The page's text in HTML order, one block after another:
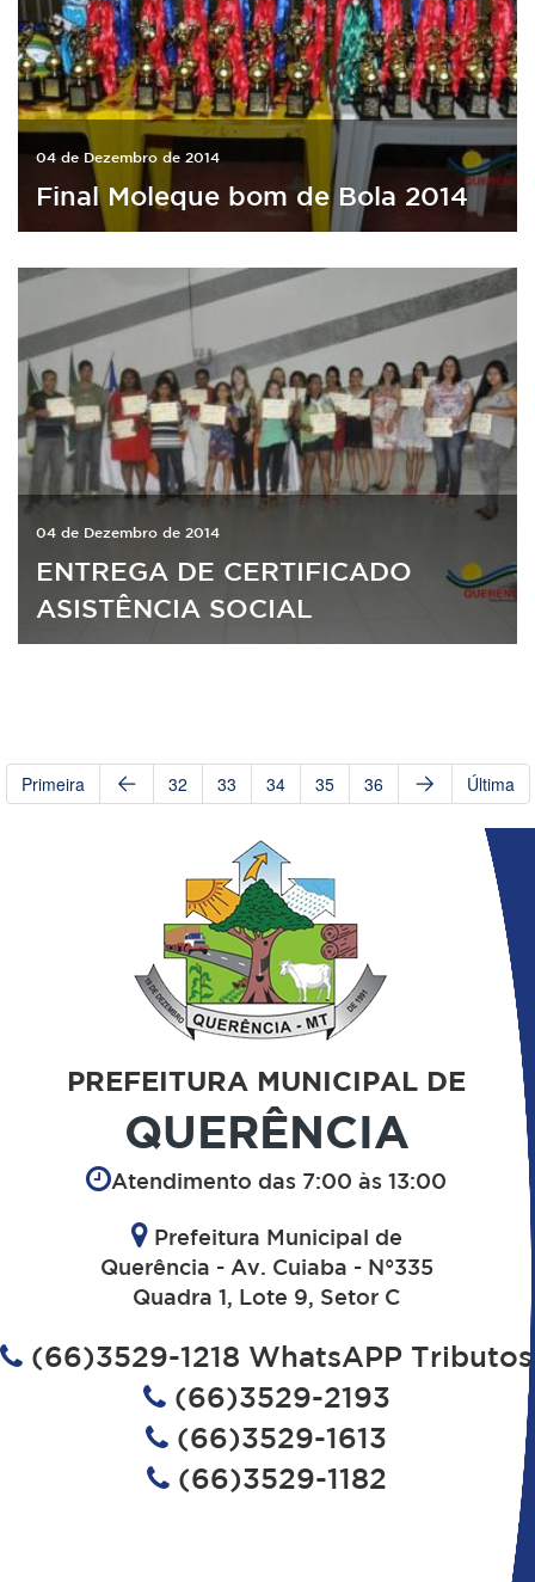
04 de Dezembro de 2014
Final Moleque bom de Bola 2014
04 de Dezembro de 2014
ENTREGA DE CERTIFICADO
ASISTÊNCIA SOCIAL
Primeira 32 33 34 35 36 Última
PREFEITURA MUNICIPAL DE
QUERÊNCIA
Atendimento das 7:00 às 13:00
Prefeitura Municipal de
Querência - Av. Cuiaba - N°335
Quadra 1, Lote 9, Setor C
(66)3529-1218 WhatsAPP Tributos
(66)3529-2193
(66)3529-1613
(66)3529-1182